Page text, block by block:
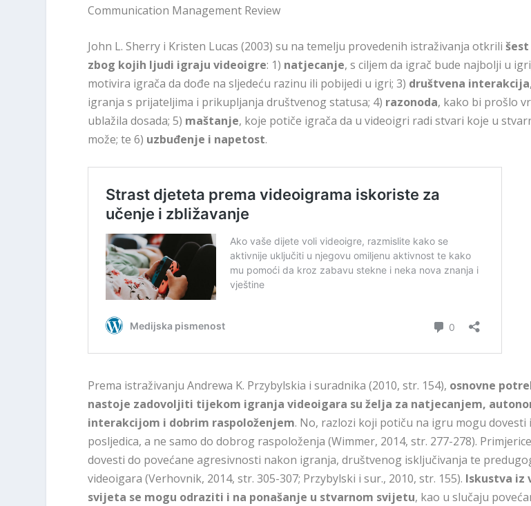
Communication Management Review
John L. Sherry i Kristen Lucas (2003) su na temelju provedenih istraživanja otkrili
zbog kojih ljudi igraju videoigre: 1) natjecanje, s ciljem da igrač bude najbolji u
motivira igrača da dođe na sljedeću razinu ili pobijedi u igri; 3) društvena interakcija
igranja s prijateljima i prikupljanja društvenog statusa; 4) razonoda, kako bi prošlo
ublažila dosada; 5) maštanje, koje potiče igrača da u videoigri radi stvari koje u
može; te 6) uzbuđenje i napetost.
Prema istraživanju Andrewa K. Przybylskia i suradnika (2010, str. 154), osnovne
nastoje zadovoljiti tijekom igranja videoigara su želja za natjecanjem,
interakcijom i dobrim raspoloženjem. No, razlozi koji potiču na igru mogu dovesti
posljedica, a ne samo do dobrog raspoloženja (Wimmer, 2014, str. 277-278).
dovesti do povećane agresivnosti nakon igranja, društvenog isključivanja te
videoigara (Verhovnik, 2014, str. 305-307; Przybylski i sur., 2010, str. 155). Iskustva iz
svijeta se mogu odraziti i na ponašanje u stvarnom svijetu, kao u slučaju